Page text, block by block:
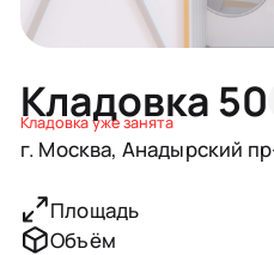
Кладовка 50
Кладовка уже занята
г. Москва, Анадырский
Площадь
Объём